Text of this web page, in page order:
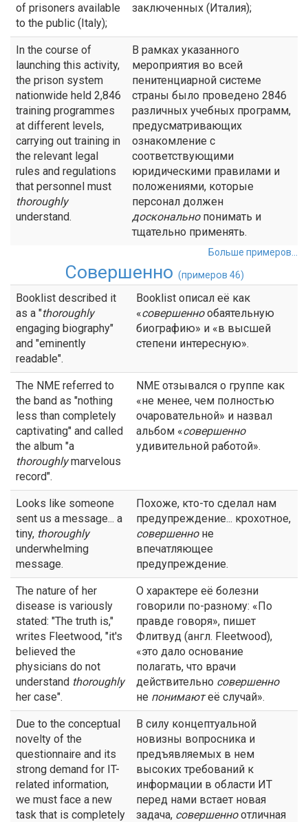
of prisoners available
to the public (Italy);
заключенных (Италия);
In the course of
launching this activity,
the prison system
nationwide held 2,846
training programmes
at different levels,
carrying out training in
the relevant legal
rules and regulations
that personnel must
thoroughly
understand.
В рамках указанного
мероприятия во всей
пенитенциарной системе
страны было проведено 2846
различных учебных программ,
предусматривающих
ознакомление с
соответствующими
юридическими правилами и
положениями, которые
персонал должен
доскональнопонимать и
тщательно применять.
Больше примеров...
Совершенно (примеров 46)
Booklist described it
as a "thoroughly
engaging biography"
and "eminently
readable".
Booklist описал её как
«совершеннообаятельную
биографию» и «в высшей
степени интересную».
The NME referred to
the band as "nothing
less than completely
captivating" and called
the album "a
thoroughlymarvelous
record".
NME отзывался о группе как
«не менее, чем полностью
очаровательной» и назвал
альбом «совершенно
удивительной работой».
Looks like someone
sent us a message... a
tiny, thoroughly
underwhelming
message.
Похоже, кто-то сделал нам
предупреждение... крохотное,
совершенноне
впечатляющее
предупреждение.
The nature of her
disease is variously
stated: "The truth is,"
writes Fleetwood, "it's
believed the
physicians do not
understand thoroughly
her case".
О характере её болезни
говорили по-разному: «По
правде говоря», пишет
Флитвуд (англ. Fleetwood),
«это дало основание
полагать, что врачи
действительно совершенно
не понимаютеё случай».
Due to the conceptual
novelty of the
questionnaire and its
strong demand for IT-
related information,
we must face a new
task that is completely
В силу концептуальной
новизны вопросника и
предъявляемых в нем
высоких требований к
информации в области ИТ
перед нами встает новая
задача, совершенноотличная